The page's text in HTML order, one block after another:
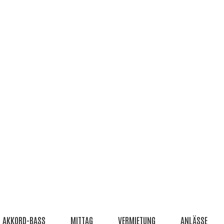
AKKORD-BASS MITTAG VERMIETUNG ANLÄSSE